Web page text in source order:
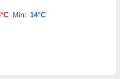
Min: 14°C